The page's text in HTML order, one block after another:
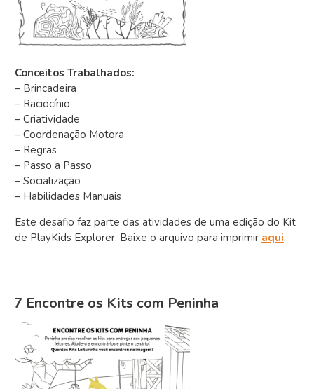
Conceitos Trabalhados:
– Brincadeira
– Raciocínio
– Criatividade
– Coordenação Motora
– Regras
– Passo a Passo
– Socialização
– Habilidades Manuais
Este desafio faz parte das atividades de uma edição do Kit
de PlayKids Explorer. Baixe o arquivo para imprimir aqui.
7 Encontre os Kits com Peninha